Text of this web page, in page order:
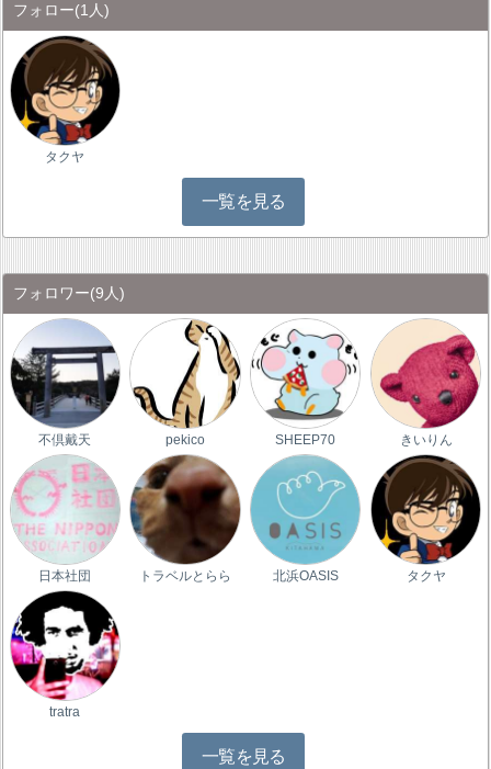
フォロー(1人)
タクヤ
一覧を見る
フォロワー(9人)
不倶戴天 pekico SHEEP70 きいりん
日本社団 トラベルとらら 北浜OASIS タクヤ
tratra
一覧を見る